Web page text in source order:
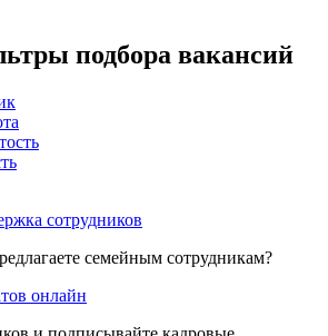
подбора вакансий
сотрудников
семейным сотрудникам?
онлайн